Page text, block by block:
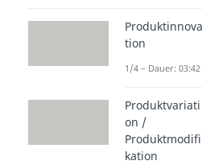
Produktinnova
tion
1/4 – Dauer: 03:42
Produktvariati
on /
Produktmodifi
kation